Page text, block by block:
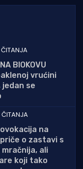
BIOKOVU
vrućini
jedan se
ČITANJA
na
o zastavi s
ali
koji tako